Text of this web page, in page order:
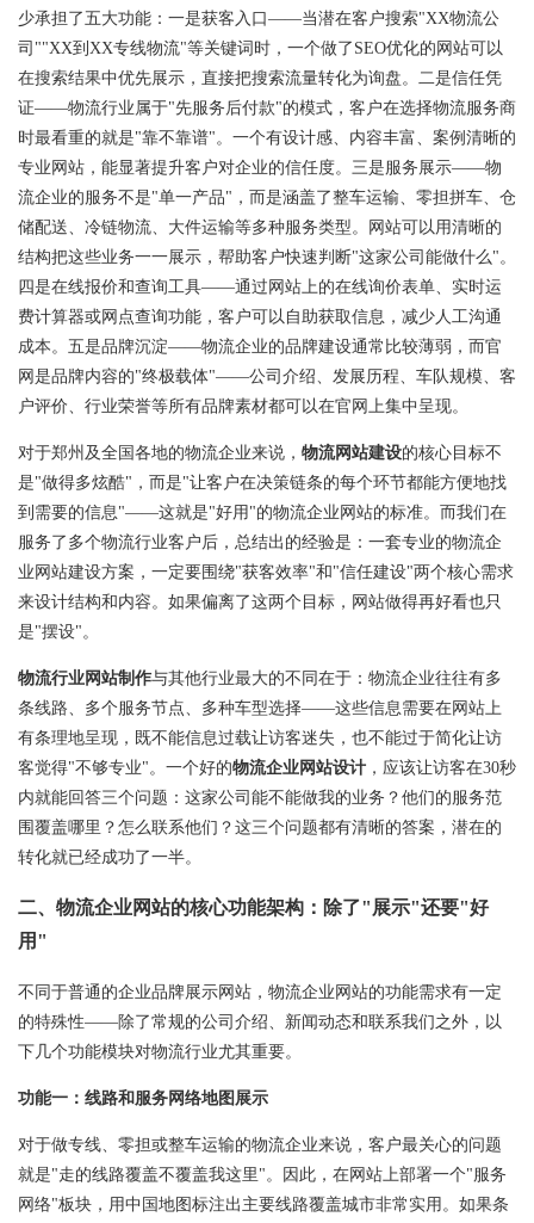
少承担了五大功能：一是获客入口——当潜在客户搜索"XX物流公
司""XX到XX专线物流"等关键词时，一个做了SEO优化的网站可以
在搜索结果中优先展示，直接把搜索流量转化为询盘。二是信任凭
证——物流行业属于"先服务后付款"的模式，客户在选择物流服务商
时最看重的就是"靠不靠谱"。一个有设计感、内容丰富、案例清晰的
专业网站，能显著提升客户对企业的信任度。三是服务展示——物
流企业的服务不是"单一产品"，而是涵盖了整车运输、零担拼车、仓
储配送、冷链物流、大件运输等多种服务类型。网站可以用清晰的
结构把这些业务一一展示，帮助客户快速判断"这家公司能做什么"。
四是在线报价和查询工具——通过网站上的在线询价表单、实时运
费计算器或网点查询功能，客户可以自助获取信息，减少人工沟通
成本。五是品牌沉淀——物流企业的品牌建设通常比较薄弱，而官
网是品牌内容的"终极载体"——公司介绍、发展历程、车队规模、客
户评价、行业荣誉等所有品牌素材都可以在官网上集中呈现。
对于郑州及全国各地的物流企业来说， 物流网站建设的核心目标不
是"做得多炫酷"，而是"让客户在决策链条的每个环节都能方便地找
到需要的信息"——这就是"好用"的物流企业网站的标准。而我们在
服务了多个物流行业客户后，总结出的经验是：一套专业的物流企
业网站建设方案，一定要围绕"获客效率"和"信任建设"两个核心需求
来设计结构和内容。如果偏离了这两个目标，网站做得再好看也只
是"摆设"。
物流行业网站制作与其他行业最大的不同在于：物流企业往往有多
条线路、多个服务节点、多种车型选择——这些信息需要在网站上
有条理地呈现，既不能信息过载让访客迷失，也不能过于简化让访
客觉得"不够专业"。一个好的物流企业网站设计 ，应该让访客在30秒
内就能回答三个问题：这家公司能不能做我的业务？他们的服务范
围覆盖哪里？怎么联系他们？这三个问题都有清晰的答案，潜在的
转化就已经成功了一半。
二、物流企业网站的核心功能架构：除了"展示"还要"好
用"
不同于普通的企业品牌展示网站，物流企业网站的功能需求有一定
的特殊性——除了常规的公司介绍、新闻动态和联系我们之外，以
下几个功能模块对物流行业尤其重要。
功能一：线路和服务网络地图展示
对于做专线、零担或整车运输的物流企业来说，客户最关心的问题
就是"走的线路覆盖不覆盖我这里"。因此，在网站上部署一个"服务
网络"板块，用中国地图标注出主要线路覆盖城市非常实用。如果条